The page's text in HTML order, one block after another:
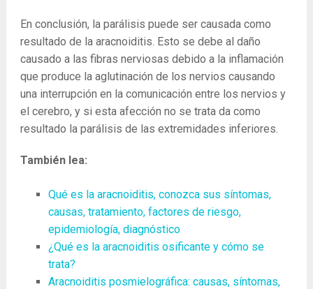
En conclusión, la parálisis puede ser causada como
resultado de la aracnoiditis. Esto se debe al daño
causado a las fibras nerviosas debido a la inflamación
que produce la aglutinación de los nervios causando
una interrupción en la comunicación entre los nervios y
el cerebro, y si esta afección no se trata da como
resultado la parálisis de las extremidades inferiores.
También lea:
Qué es la aracnoiditis, conozca sus síntomas,
causas, tratamiento, factores de riesgo,
epidemiología, diagnóstico
¿Qué es la aracnoiditis osificante y cómo se
trata?
Aracnoiditis posmielográfica: causas, síntomas,